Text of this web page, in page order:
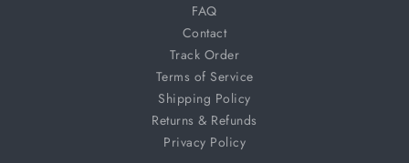
FAQ
Contact
Track Order
Terms of Service
Shipping Policy
Returns & Refunds
Privacy Policy